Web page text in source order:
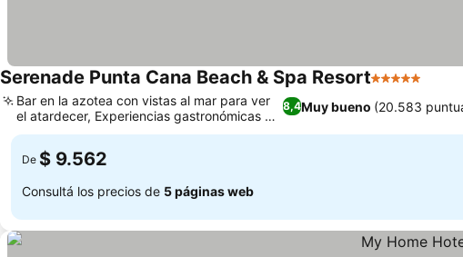
Serenade Punta Cana Beach & Spa Resort5 Estrellas
8,4Muy bueno (20.583
Bar en la azotea con vistas al mar para ver
el atardecer, Experiencias gastronómicas a
la carta muy variadas
De $ 9.562
Consultá los precios de 5 páginas web